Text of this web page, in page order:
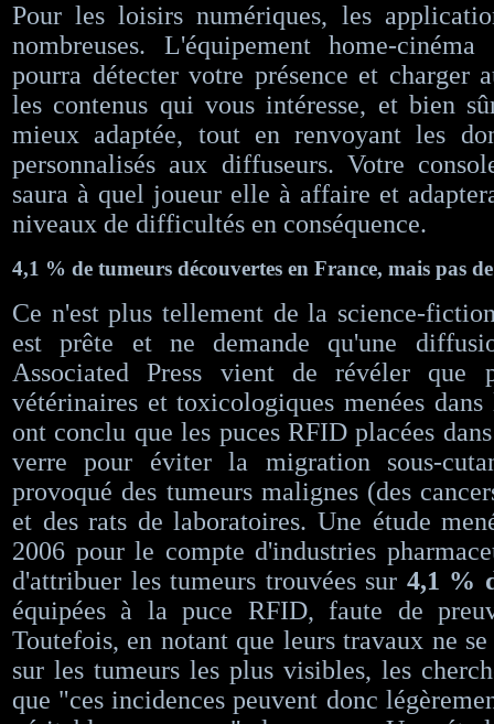
Pour les loisirs numériques, les
nombreuses. L'équipement home-
pourra détecter votre présence et charger
les contenus qui vous intéresse, et bien
mieux adaptée, tout en renvoyant les
personnalisés aux diffuseurs. Votre
saura à quel joueur elle à affaire et
niveaux de difficultés en conséquence.
4,1 % de tumeurs découvertes en France, mais pas
Ce n'est plus tellement de la science-
est prête et ne demande qu'une
Associated Press vient de révéler que
vétérinaires et toxicologiques menées dans
ont conclu que les puces RFID placées
verre pour éviter la migration sous-
provoqué des tumeurs malignes (des
et des rats de laboratoires. Une étude
2006 pour le compte d'industries
d'attribuer les tumeurs trouvées sur 4,1 %
équipées à la puce RFID, faute de
Toutefois, en notant que leurs travaux ne
sur les tumeurs les plus visibles, les
que "ces incidences peuvent donc